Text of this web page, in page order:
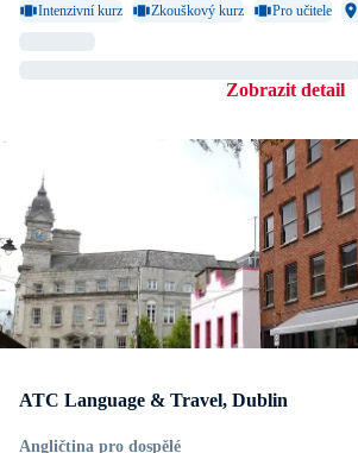
Intenzivní kurz
Zkouškový kurz Pro učitele
Zobrazit detail
ATC Language & Travel, Dublin
Angličtina pro dospělé